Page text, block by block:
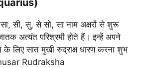
सी, सु, से सो, सा नाम अक्षरों से शुरू
अत्यंत परिश्रमी होते हैं। इन्हें अपने
लिए सात मुखी रुद्राक्ष धारण करना शुभ
Rudraksha